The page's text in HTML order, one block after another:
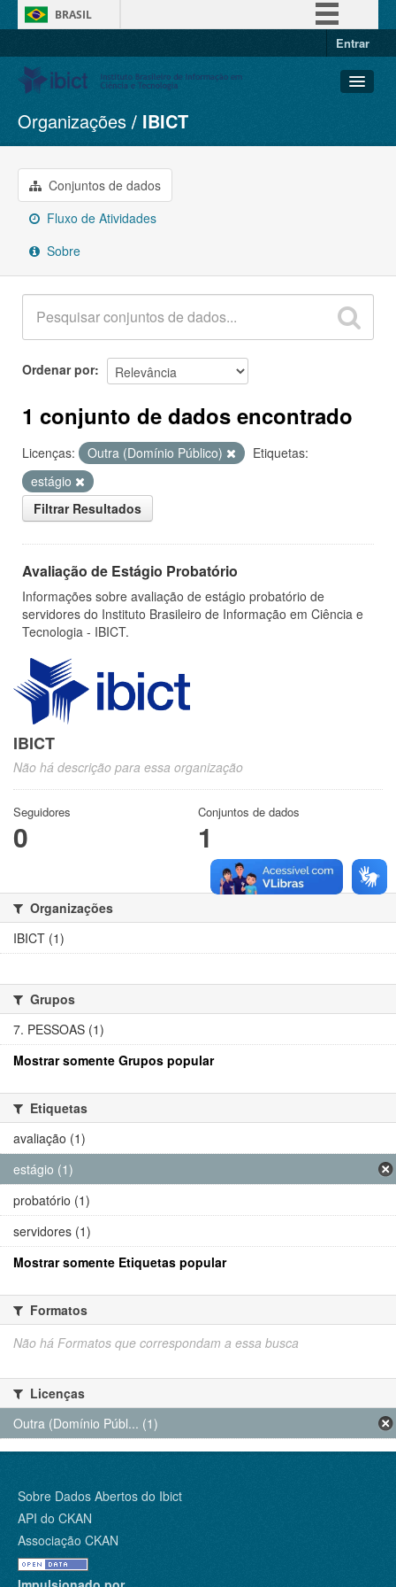
BRASIL
Entrar
Conjuntos de dados
Organizações
Grupos
Sobre
Organizações IBICT
Conjuntos de dados
Fluxo de Atividades
Sobre
Ordenar por
1 conjunto de dados encontrado
Licenças: Outra (Domínio Público)
Etiquetas:
estágio
Filtrar Resultados
Avaliação de Estágio Probatório
Informações sobre avaliação de estágio probatório de
servidores do Instituto Brasileiro de Informação em Ciência e
Tecnologia - IBICT.
IBICT
Não há descrição para essa organização
Seguidores
0
Conjuntos de dados
1
Organizações
IBICT (1)
Grupos
7. PESSOAS (1)
Mostrar somente Grupos popular
Etiquetas
avaliação (1)
estágio (1)
probatório (1)
servidores (1)
Mostrar somente Etiquetas popular
Formatos
Não há Formatos que correspondam a essa busca
Licenças
Outra (Domínio Públ... (1)
Sobre Dados Abertos do Ibict
API do CKAN
Associação CKAN